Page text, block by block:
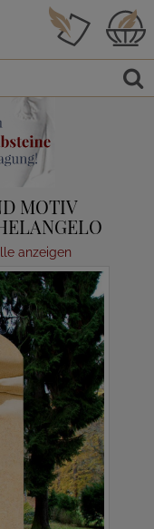
MOTIV
anzeigen